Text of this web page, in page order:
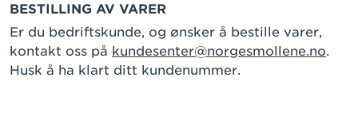
BESTILLING AV VARER
Er du bedriftskunde, og ønsker å bestille varer,
kontakt oss på kundesenter@norgesmollene.no.
Husk å ha klart ditt kundenummer.